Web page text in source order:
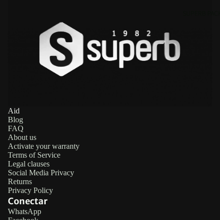
Aid
Blog
FAQ
About us
Activate your warranty
Terms of Service
Legal clauses
Social Media Privacy
Returns
Privacy Policy
Conectar
WhatsApp